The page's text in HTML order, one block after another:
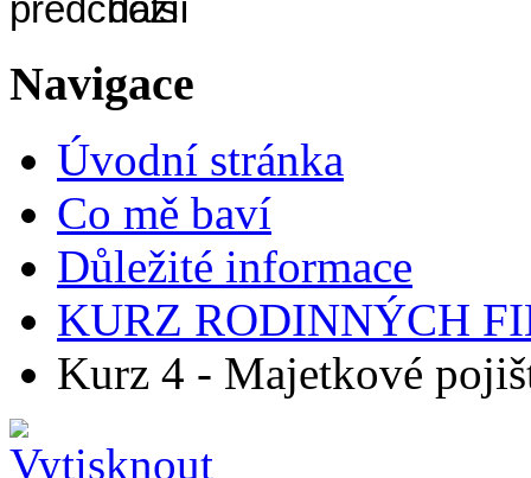
Navigace
Úvodní stránka
Co mě baví
Důležité informace
KURZ RODINNÝCH
Kurz 4 - Majetkové